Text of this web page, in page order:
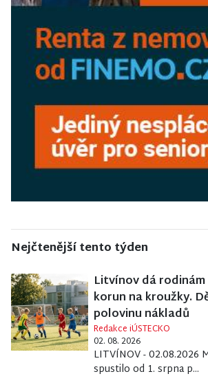
Nejčtenější tento týden
Litvínov dá
korun na kroužky.
polovinu nákladů
Redakce iÚSTECKO
02. 08. 2026
LITVÍNOV - 02.08.2026
spustilo od 1. srpna p...